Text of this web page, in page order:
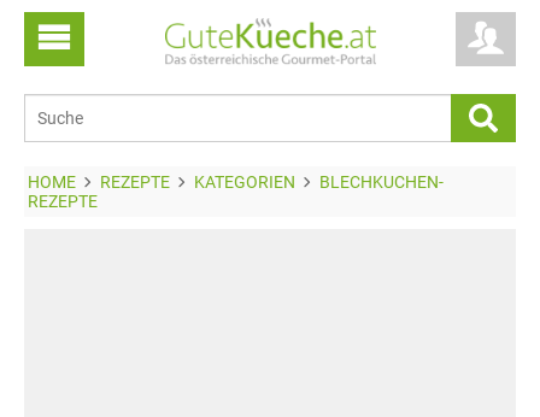
HOME REZEPTE KATEGORIEN
BLECHKUCHEN-
REZEPTE